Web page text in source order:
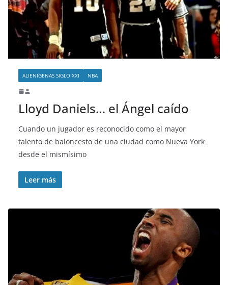
ALIENIGENAS SIGLO XXI NBA
Lloyd Daniels… el Ángel caído
Cuando un jugador es reconocido como el mayor
talento de baloncesto de una ciudad como Nueva York
desde el mismísimo
Leer más